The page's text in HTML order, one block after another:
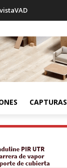
CAPTURAS